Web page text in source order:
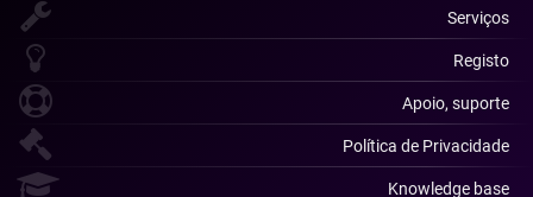
Serviços
Registo
Apoio, suporte
Política de Privacidade
Knowledge base